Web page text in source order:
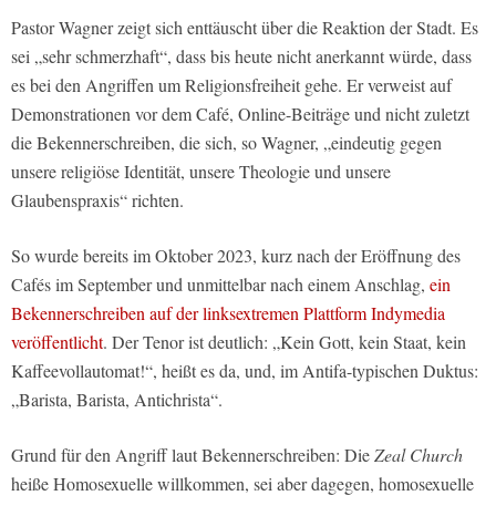
Pastor Wagner zeigt sich enttäuscht über die Reaktion der Stadt. Es
sei „sehr schmerzhaft“, dass bis heute nicht anerkannt würde, dass
es bei den Angriffen um Religionsfreiheit gehe. Er verweist auf
Demonstrationen vor dem Café, Online-Beiträge und nicht zuletzt
die Bekennerschreiben, die sich, so Wagner, „eindeutig gegen
unsere religiöse Identität, unsere Theologie und unsere
Glaubenspraxis“ richten.
So wurde bereits im Oktober 2023, kurz nach der Eröffnung des
Cafés im September und unmittelbar nach einem Anschlag, ein
Bekennerschreiben auf der linksextremen Plattform Indymedia
veröffentlicht. Der Tenor ist deutlich: „Kein Gott, kein Staat, kein
Kaffeevollautomat!“, heißt es da, und, im Antifa-typischen Duktus:
„Barista, Barista, Antichrista“.
Grund für den Angriff laut Bekennerschreiben: DieZeal Church
heiße Homosexuelle willkommen, sei aber dagegen, homosexuelle